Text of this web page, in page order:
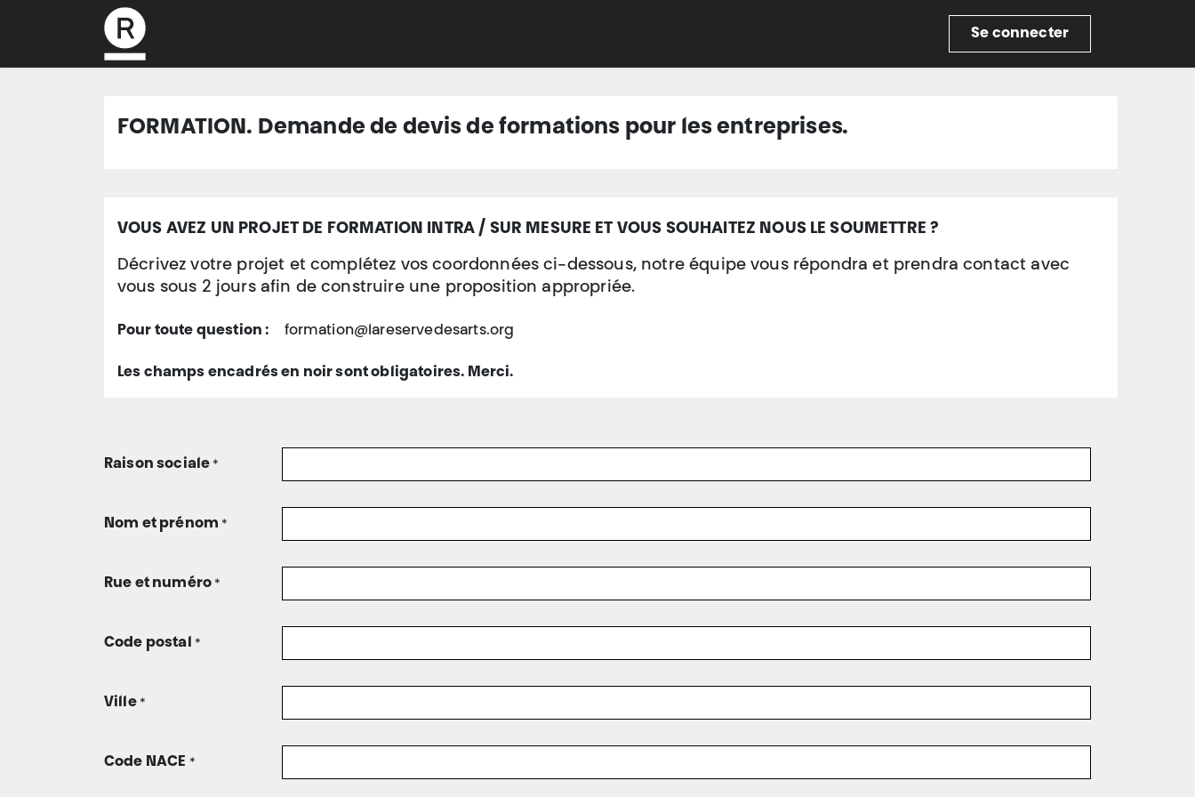
Se connecter
FORMATION. Demande de devis de formations pour les entreprises.
VOUS AVEZ UN PROJET DE FORMATION INTRA / SUR MESURE ET VOUS SOUHAITEZ NOUS LE SOUMETTRE ?
Décrivez votre projet et complétez vos coordonnées ci-dessous, notre équipe vous répondra et prendra contact avec
vous sous 2 jours afin de construire une proposition appropriée.
Pour toute question : formation@lareservedesarts.org
Les champs encadrés en noirsont obligatoires. Merci.
Raison sociale *
Nom et prénom *
Rue et numéro *
Code postal *
Ville *
Code NACE *